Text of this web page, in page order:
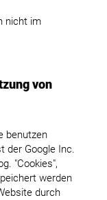
nicht im
von
benutzen
der Google Inc.
"Cookies",
werden
durch